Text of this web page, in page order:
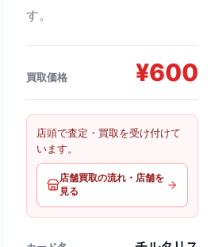
す。
買取価格 ¥600
店頭で査定・買取を受け付けて
います。
店舗買取の流れ・店舗を
見る